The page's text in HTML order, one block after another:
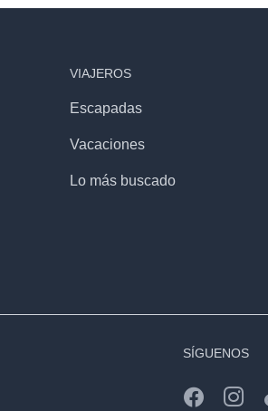
VIAJEROS
Escapadas
Vacaciones
Lo más buscado
SÍGUENOS